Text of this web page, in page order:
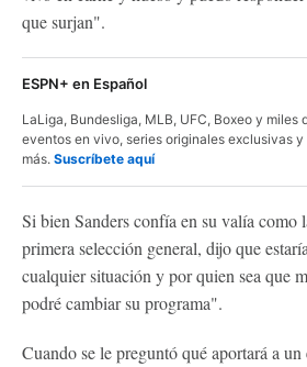
que surjan".
ESPN+ en Español
LaLiga, Bundesliga, MLB, UFC, Boxeo y miles
eventos en vivo, series originales exclusivas y
más. Suscríbete aquí
Si bien Sanders confía en su valía como
primera selección general, dijo que
cualquier situación y por quien sea que
podré cambiar su programa".
Cuando se le preguntó qué aportará a